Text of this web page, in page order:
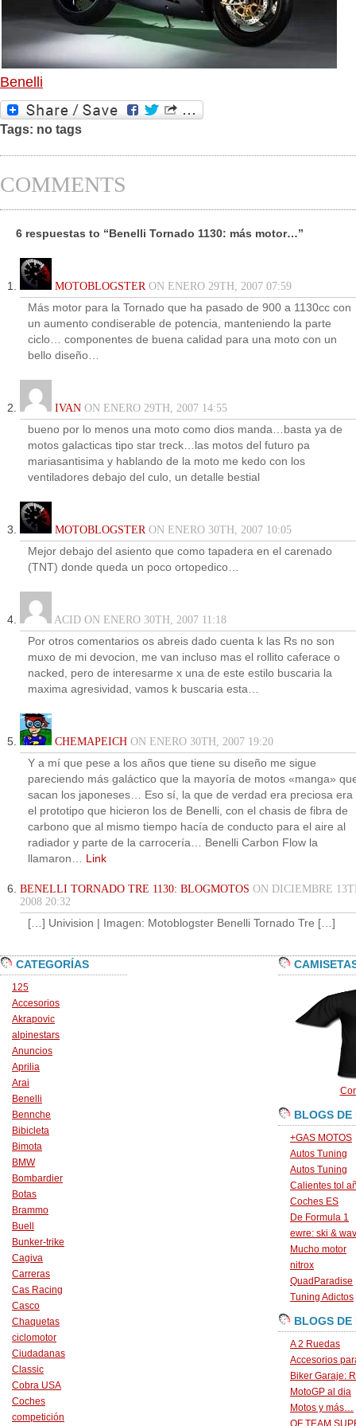
Benelli
Tags: no tags
COMMENTS
6 respuestas to “Benelli Tornado 1130: más motor…”
MOTOBLOGSTERON ENERO 29TH, 2007 07:59
Más motor para la Tornado que ha pasado de 900 a 1130cc con
un aumento condiserable de potencia, manteniendo la parte
ciclo… componentes de buena calidad para una moto con un
bello diseño…
IVAN ON ENERO 29TH, 2007 14:55
bueno por lo menos una moto como dios manda…basta ya de
motos galacticas tipo star treck…las motos del futuro pa
mariasantisima y hablando de la moto me kedo con los
ventiladores debajo del culo, un detalle bestial
MOTOBLOGSTERON ENERO 30TH, 2007 10:05
Mejor debajo del asiento que como tapadera en el carenado
(TNT) donde queda un poco ortopedico…
ACID ON ENERO 30TH, 2007 11:18
Por otros comentarios os abreis dado cuenta k las Rs no son
muxo de mi devocion, me van incluso mas el rollito caferace o
nacked, pero de interesarme x una de este estilo buscaria la
maxima agresividad, vamos k buscaria esta…
CHEMAPEICH ON ENERO 30TH, 2007 19:20
Y a mí que pese a los años que tiene su diseño me sigue
pareciendo más galáctico que la mayoría de motos «manga»
sacan los japoneses… Eso sí, la que de verdad era preciosa era
el prototipo que hicieron los de Benelli, con el chasis de fibra de
carbono que al mismo tiempo hacía de conducto para el aire al
radiador y parte de la carrocería… Benelli Carbon Flow la
llamaron… Link
BENELLI TORNADO TRE 1130: BLOGMOTOS ON DICIEMBRE
2008 20:32
[…] Univision | Imagen: Motoblogster Benelli Tornado Tre […]
CATEGORÍAS
125
Accesorios
Akrapovic
alpinestars
Anuncios
Aprilia
Arai
Benelli
Bennche
Bibicleta
Bimota
BMW
Bombardier
Botas
Brammo
Buell
Bunker-trike
Cagiva
Carreras
Cas Racing
Casco
Chaquetas
ciclomotor
Ciudadanas
Classic
Cobra USA
Coches
competición
BLOGS DE
+GAS MOTOS
Autos Tuning
Autos Tuning
Calientes tol
Coches ES
De Formula 1
ewre: ski &
Mucho motor
nitrox
QuadParadise
Tuning Adictos
BLOGS DE
A 2 Ruedas
Accesorios
Biker Garaje:
MotoGP al dia
Motos y más…
OF TEAM